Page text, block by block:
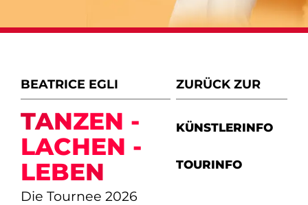
BEATRICE EGLI
TANZEN -
LACHEN -
LEBEN
Die Tournee 2026
ZURÜCK ZUR
KÜNSTLERINFO
TOURINFO